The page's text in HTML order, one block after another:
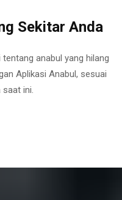
Sekitar Anda
anabul yang hilang
Aplikasi Anabul, sesuai
saat ini.